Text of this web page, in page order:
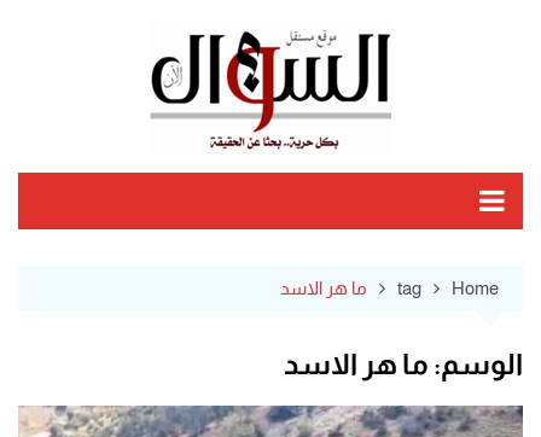
Home
tag ما هر الاسد
الوسم: ما هر الاسد